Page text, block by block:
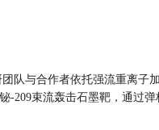
队与合作者依托强流重离子
209束流轰击石墨靶，通过弹